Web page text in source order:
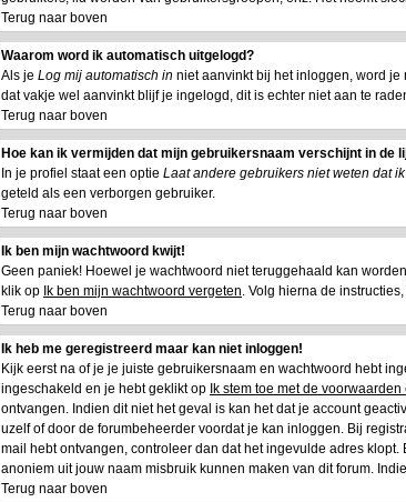
Terug naar boven
Waarom word ik automatisch uitgelogd?
Als je Log mij automatisch in niet aanvinkt bij het inloggen, word
dat vakje wel aanvinkt blijf je ingelogd, dit is echter niet aan te
Terug naar boven
Hoe kan ik vermijden dat mijn gebruikersnaam verschijnt in de
In je profiel staat een optie Laat andere gebruikers niet weten dat
geteld als een verborgen gebruiker.
Terug naar boven
Ik ben mijn wachtwoord kwijt!
Geen paniek! Hoewel je wachtwoord niet teruggehaald kan
klik op Ik ben mijn wachtwoord vergeten. Volg hierna de
Terug naar boven
Ik heb me geregistreerd maar kan niet inloggen!
Kijk eerst na of je je juiste gebruikersnaam en wachtwoord hebt
ingeschakeld en je hebt geklikt op Ik stem toe met de
ontvangen. Indien dit niet het geval is kan het dat je account
uzelf of door de forumbeheerder voordat je kan inloggen. Bij
mail hebt ontvangen, controleer dan dat het ingevulde adres
anoniem uit jouw naam misbruik kunnen maken van dit forum.
Terug naar boven